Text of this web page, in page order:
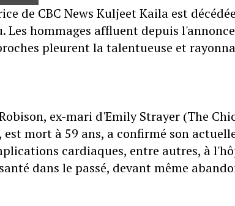
de CBC News Kuljeet Kaila est
Les hommages affluent depuis
pleurent la talentueuse et
ex-mari d'Emily Strayer (The
mort à 59 ans, a confirmé son
cardiaques, entre autres, à
dans le passé, devant même